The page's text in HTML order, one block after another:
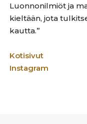
Luonnonilmiöt ja
kieltään, jota
kautta.”
Kotisivut
Instagram